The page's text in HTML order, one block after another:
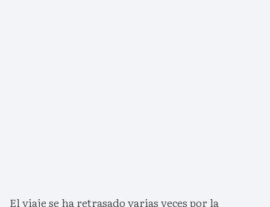
El viaje se ha retrasado varias veces por la